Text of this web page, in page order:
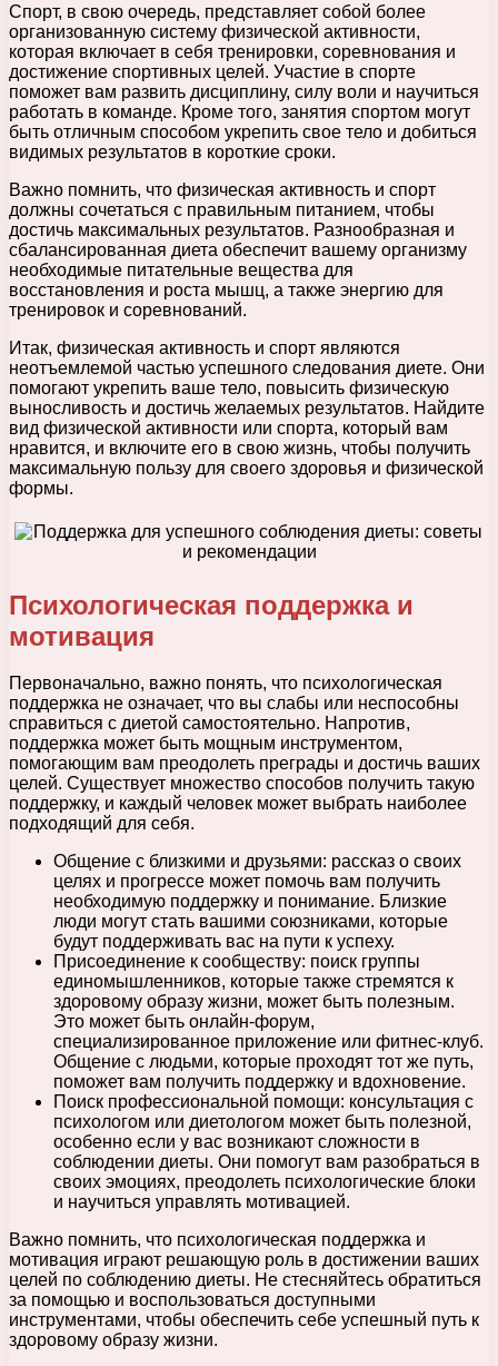
Спорт, в свою очередь, представляет собой более
организованную систему физической активности,
которая включает в себя тренировки, соревнования и
достижение спортивных целей. Участие в спорте
поможет вам развить дисциплину, силу воли и научиться
работать в команде. Кроме того, занятия спортом могут
быть отличным способом укрепить свое тело и добиться
видимых результатов в короткие сроки.
Важно помнить, что физическая активность и спорт
должны сочетаться с правильным питанием, чтобы
достичь максимальных результатов. Разнообразная и
сбалансированная диета обеспечит вашему организму
необходимые питательные вещества для
восстановления и роста мышц, а также энергию для
тренировок и соревнований.
Итак, физическая активность и спорт являются
неотъемлемой частью успешного следования диете. Они
помогают укрепить ваше тело, повысить физическую
выносливость и достичь желаемых результатов. Найдите
вид физической активности или спорта, который вам
нравится, и включите его в свою жизнь, чтобы получить
максимальную пользу для своего здоровья и физической
формы.
Психологическая поддержка и
мотивация
Первоначально, важно понять, что психологическая
поддержка не означает, что вы слабы или неспособны
справиться с диетой самостоятельно. Напротив,
поддержка может быть мощным инструментом,
помогающим вам преодолеть преграды и достичь ваших
целей. Существует множество способов получить такую
поддержку, и каждый человек может выбрать наиболее
подходящий для себя.
Общение с близкими и друзьями: рассказ о своих
целях и прогрессе может помочь вам получить
необходимую поддержку и понимание. Близкие
люди могут стать вашими союзниками, которые
будут поддерживать вас на пути к успеху.
Присоединение к сообществу: поиск группы
единомышленников, которые также стремятся к
здоровому образу жизни, может быть полезным.
Это может быть онлайн-форум,
специализированное приложение или фитнес-клуб.
Общение с людьми, которые проходят тот же путь,
поможет вам получить поддержку и вдохновение.
Поиск профессиональной помощи: консультация с
психологом или диетологом может быть полезной,
особенно если у вас возникают сложности в
соблюдении диеты. Они помогут вам разобраться в
своих эмоциях, преодолеть психологические блоки
и научиться управлять мотивацией.
Важно помнить, что психологическая поддержка и
мотивация играют решающую роль в достижении ваших
целей по соблюдению диеты. Не стесняйтесь обратиться
за помощью и воспользоваться доступными
инструментами, чтобы обеспечить себе успешный путь к
здоровому образу жизни.